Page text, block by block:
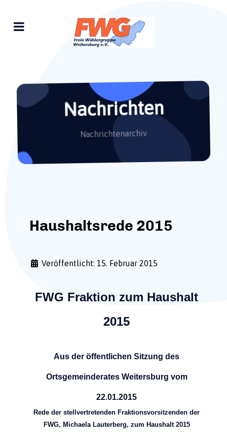
Nachrichten
Nachrichtenarchiv
Haushaltsrede 2015
Veröffentlicht: 15. Februar 2015
FWG Fraktion zum Haushalt
2015
Aus der öffentlichen Sitzung des
Ortsgemeinderates Weitersburg vom
22.01.2015
Rede der stellvertretenden Fraktionsvorsitzenden der
FWG, Michaela Lauterberg, zum Haushalt 2015